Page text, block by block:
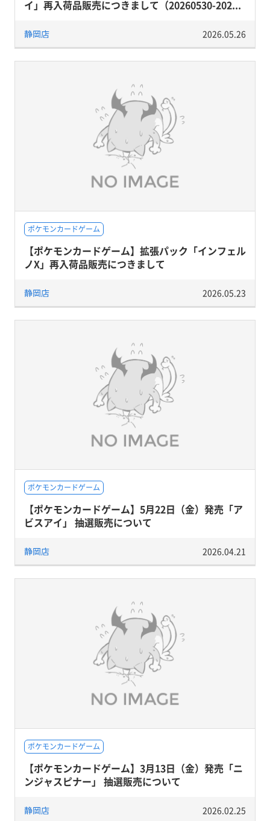
イ」再入荷品販売につきまして（20260530-202...
静岡店 2026.05.26
ポケモンカードゲーム
【ポケモンカードゲーム】拡張パック「インフェル
ノX」再入荷品販売につきまして
静岡店 2026.05.23
ポケモンカードゲーム
【ポケモンカードゲーム】5月22日（金）発売「ア
ビスアイ」 抽選販売について
静岡店 2026.04.21
ポケモンカードゲーム
【ポケモンカードゲーム】3月13日（金）発売「ニ
ンジャスピナー」 抽選販売について
静岡店 2026.02.25